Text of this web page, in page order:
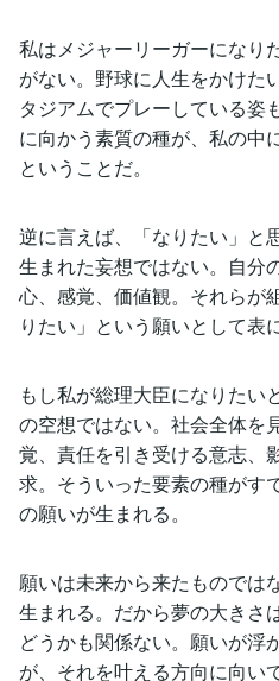
私はメジャーリーガーになり
がない。野球に人生をかけた
タジアムでプレーしている姿
に向かう素質の種が、私の中
ということだ。
逆に言えば、「なりたい」と
生まれた妄想ではない。自分
心、感覚、価値観。それらが
りたい」という願いとして表
もし私が総理大臣になりたい
の空想ではない。社会全体を
覚、責任を引き受ける意志、
求。そういった要素の種がす
の願いが生まれる。
願いは未来から来たものでは
生まれる。だから夢の大きさ
どうかも関係ない。願いが浮
が、それを叶える方向に向い